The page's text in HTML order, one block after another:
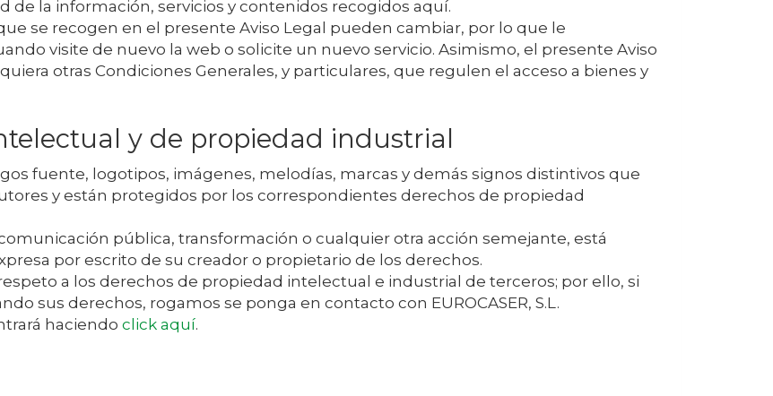
la información, servicios y contenidos recogidos aquí.
se recogen en el presente Aviso Legal pueden cambiar, por lo que le
visite de nuevo la web o solicite un nuevo servicio. Asimismo, el presente Aviso
otras Condiciones Generales, y particulares, que regulen el acceso a bienes y
y de propiedad industrial
fuente, logotipos, imágenes, melodías, marcas y demás signos distintivos que
y están protegidos por los correspondientes derechos de propiedad
pública, transformación o cualquier otra acción semejante, está
por escrito de su creador o propietario de los derechos.
a los derechos de propiedad intelectual e industrial de terceros; por ello, si
sus derechos, rogamos se ponga en contacto con EUROCASER, S.L.
haciendo click aquí.